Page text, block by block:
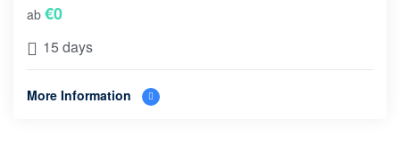
ab €0
15 days
More Information